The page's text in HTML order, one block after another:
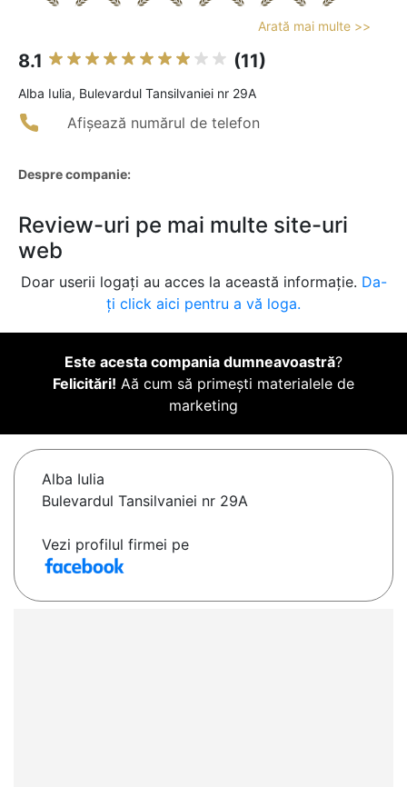
Arată mai multe >>
8.1 (11)
Alba Iulia, Bulevardul Tansilvaniei nr 29A
Afișează numărul de telefon
Despre companie:
Review-uri pe mai multe site-uri
web
Doar userii logați au acces la această informație. Da-
ți click aici pentru a vă loga.
Este acesta compania dumneavoastră?
Felicitări! Aă cum să primești materialele de
marketing
Alba Iulia
Bulevardul Tansilvaniei nr 29A
Vezi profilul firmei pe